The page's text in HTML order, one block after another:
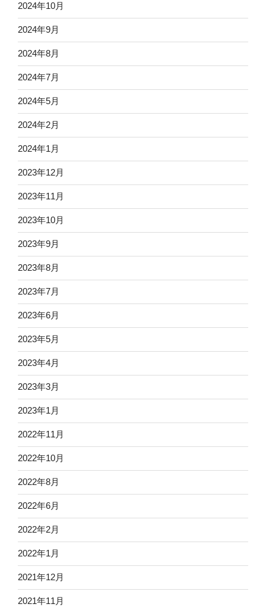
2024年10月
2024年9月
2024年8月
2024年7月
2024年5月
2024年2月
2024年1月
2023年12月
2023年11月
2023年10月
2023年9月
2023年8月
2023年7月
2023年6月
2023年5月
2023年4月
2023年3月
2023年1月
2022年11月
2022年10月
2022年8月
2022年6月
2022年2月
2022年1月
2021年12月
2021年11月